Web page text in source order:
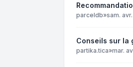
parceldb»sam.
Conseils sur la
partika.tica»mar.